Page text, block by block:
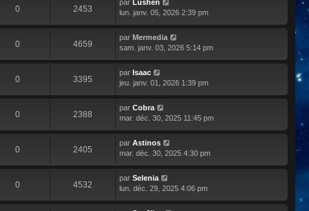
0 2453
par Lushen
lun. janv. 05, 2026 2:39 pm
0 4659
par Mermedia
sam. janv. 03, 2026 5:14 pm
0 3395
par Isaac
jeu. janv. 01, 2026 1:39 pm
0 2388
par Cobra
mar. déc. 30, 2025 11:45 pm
0 2405
par Astinos
mar. déc. 30, 2025 4:30 pm
0 4532
par Selenia
lun. déc. 29, 2025 4:06 pm